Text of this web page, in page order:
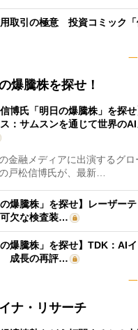
取引の極意 投資コミック
爆騰株を探せ！
信博氏「明日の爆騰株」を探
：サムスンを通じて世界の
金融メディアに出演するグロ
戸松信博氏が、最新…
の爆騰株」を探せ】レーザー
欠な検査装…
の爆騰株」を探せ】TDK：AI
成長の再評…
ナ・リサーチ